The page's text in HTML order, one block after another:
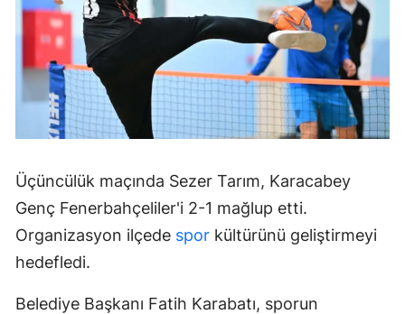
Üçüncülük maçında Sezer Tarım, Karacabey
Genç Fenerbahçeliler'i 2-1 mağlup etti.
Organizasyon ilçede spor kültürünü geliştirmeyi
hedefledi.
Belediye Başkanı Fatih Karabatı, sporun